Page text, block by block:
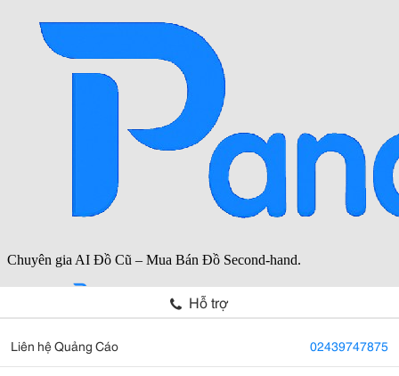
Hỗ trợ
Liên hệ Quảng Cáo 02439747875